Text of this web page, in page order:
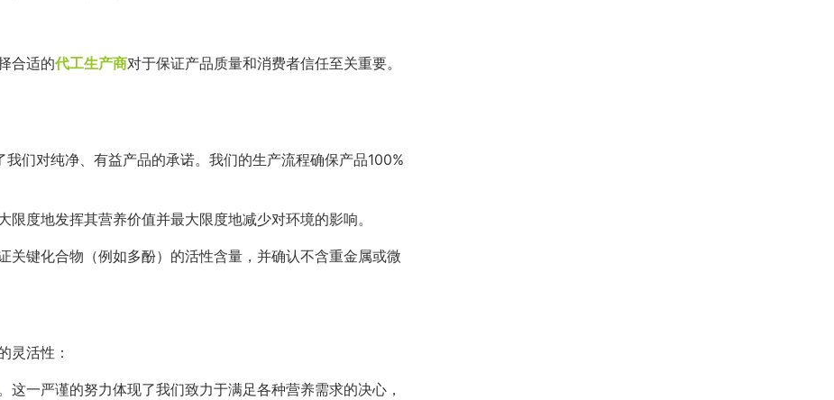
合适的代工生产商对于保证产品质量和消费者信任至关重要。
我们对纯净、有益产品的承诺。我们的生产流程确保产品100%
度地发挥其营养价值并最大限度地减少对环境的影响。
关键化合物（例如多酚）的活性含量，并确认不含重金属或微
灵活性：
这一严谨的努力体现了我们致力于满足各种营养需求的决心，